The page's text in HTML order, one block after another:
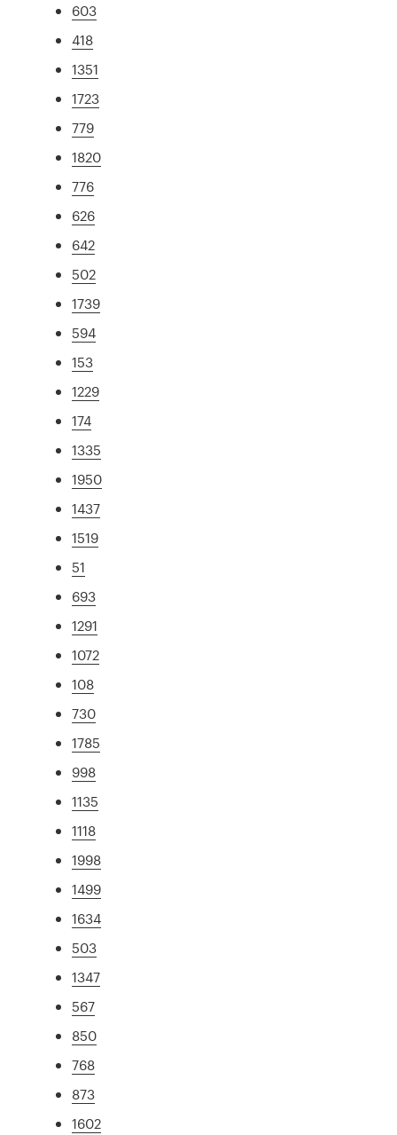
603
418
1351
1723
779
1820
776
626
642
502
1739
594
153
1229
174
1335
1950
1437
1519
51
693
1291
1072
108
730
1785
998
1135
1118
1998
1499
1634
503
1347
567
850
768
873
1602